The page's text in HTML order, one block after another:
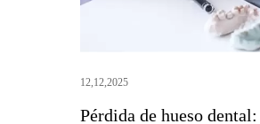
12,12,2025
Pérdida de hueso